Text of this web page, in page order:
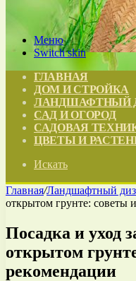
Меню
Switch skin
ГЛАВНАЯ
ДОМ И СТРОЙКА
ЛАНДШАФТНЫЙ
САД И ОГОРОД
САДОВАЯ
ЦВЕТЫ И
Искать
Главная/Ландшафтный
открытом грунте: советы
Посадка и уход
открытом
рекомендации